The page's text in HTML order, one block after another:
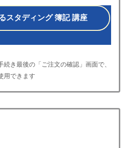
スタディング 簿記 講座
き最後の「ご注文の確認」画面で、
用できます